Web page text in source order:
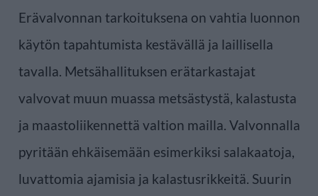
Erävalvonnan tarkoituksena on vahtia luonnon
käytön tapahtumista kestävällä ja laillisella
tavalla. Metsähallituksen erätarkastajat
valvovat muun muassa metsästystä, kalastusta
ja maastoliikennettä valtion mailla. Valvonnalla
pyritään ehkäisemään esimerkiksi salakaatoja,
luvattomia ajamisia ja kalastusrikkeitä. Suurin